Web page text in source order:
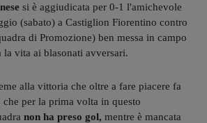
si è aggiudicata per 0-1 l'amichevole
(sabato) a Castiglion Fiorentino contro
di Promozione) ben messa in campo
la vita ai blasonati avversari.
alla vittoria che oltre a fare piacere fa
per la prima volta in questo
non ha preso gol, mentre è mancata